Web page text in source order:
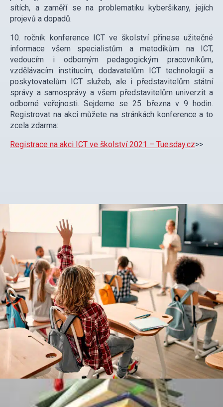
sítích, a zaměří se na problematiku kyberšikany, jejích
projevů a dopadů.
10. ročník konference ICT ve školství přinese užitečné
informace všem specialistům a metodikům na ICT,
vedoucím i odborným pedagogickým pracovníkům,
vzdělávacím institucím, dodavatelům ICT technologií a
poskytovatelům ICT služeb, ale i představitelům státní
správy a samosprávy a všem představitelům univerzit a
odborné veřejnosti. Sejdeme se 25. března v 9 hodin.
Registrovat na akci můžete na stránkách konference a to
zcela zdarma:
Registrace na akci ICT ve školství 2021 – Tuesday.cz>>